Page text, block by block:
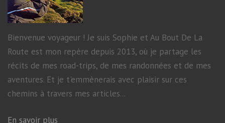
Bienvenue voyageur ! Je suis Sophie et Au Bout De La
Route est mon repère depuis 2013, où je partage les
récits de mes road-trips, de mes randonnées et de mes
aventures. Et je t'emmènerais avec plaisir sur ces
chemins à travers mes articles...
En savoir plus